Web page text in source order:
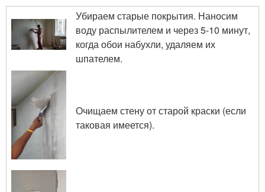
Убираем старые покрытия. Наносим
воду распылителем и через 5-10 минут,
когда обои набухли, удаляем их
шпателем.
Очищаем стену от старой краски (если
таковая имеется).